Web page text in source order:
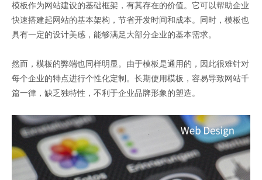
模板作为网站建设的基础框架，有其存在的价值。它可以帮助企业
快速搭建起网站的基本架构，节省开发时间和成本。同时，模板也
具有一定的设计美感，能够满足大部分企业的基本需求。
然而，模板的弊端也同样明显。由于模板是通用的，因此很难针对
每个企业的特点进行个性化定制。长期使用模板，容易导致网站千
篇一律，缺乏独特性，不利于企业品牌形象的塑造。